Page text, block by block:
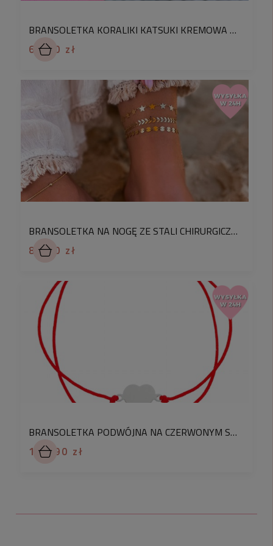
na bieżąco informowana o aktualnychakcjach
promocyjnych i innych niespodziankach
Bransoletka ze stali jest idealnym rozwiązaniem,
jeżeli należysz do którejś z poniższych grup:
kochasz modę
stawiasz na jakość
✅szukasz bestsellerowych dodatków
✅chcesz sprawić wyjątkowy prezent bliskiej
Oto odpowiedzi na najczęstsze pytania
dotyczące naszych produktów:
- Nie, Jest hipoalergiczna – mogą ją nosić osoby
cierpiące na
Czy stal chirurgiczna zmienia kolor?
-Nie, jest odporna na utlenianie –
nie zmienia
koloru w trakcie użytkowania.
Biżuteria ze stali
posiada swoją własną ochronę UV, która
uniemożliwia zmiany kolorystyczne spowodowane
Czy stal chirurgiczna rdzewieje?
-Nie, Jest odporna na korozję
BRANSOLETKA KORALIKI KATSUKI KREMOWA Z PALMĄ STAL CHIRURGICZNA
69,90 zł
BRANSOLETKA NA NOGĘ ZE STALI CHIRURGICZNEJ GWIAZDKI KOLOR ZŁOTY
83,90 zł
BRANSOLETKA PODWÓJNA NA CZERWONYM SZNURU SREBRO PRÓBA 925 SERCE NIESKOŃCZONOŚĆ
180,90 zł